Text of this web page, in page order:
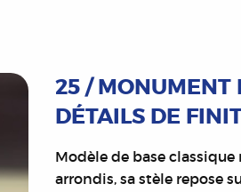
25 / MONUMENT
DÉTAILS DE
Modèle de base
arrondis, sa stèle repose